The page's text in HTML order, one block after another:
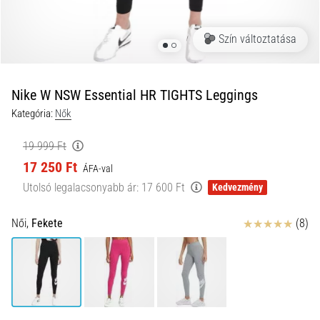
A
gyakorlatban
ingafutás
sebességet,
és
az
irányváltási
képességet
teszteli.
Hogyan
Szín változtatása
Nike W NSW Essential HR TIGHTS Leggings
Kategória: Nők
19 999 Ft
17 250 Ft ÁFA-val
Utolsó legalacsonyabb ár: 17 600 Ft Kedvezmény
Női, Fekete Értékelés (8)